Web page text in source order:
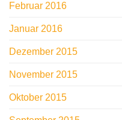
Februar 2016
Januar 2016
Dezember 2015
November 2015
Oktober 2015